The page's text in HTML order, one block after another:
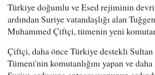
Türkiye doğumlu ve Esed rejiminin
ardından Suriye vatandaşlığı alan
Muhammed Çiftçi, tümenin yeni
Çiftçi, daha önce Türkiye destekli Sultan
Tümeni'nin komutanlığını yapan ve daha